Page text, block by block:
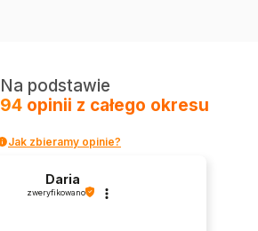
Na podstawie
94 opinii z całego okresu
Jak zbieramy opinie?
Daria
zweryfikowano